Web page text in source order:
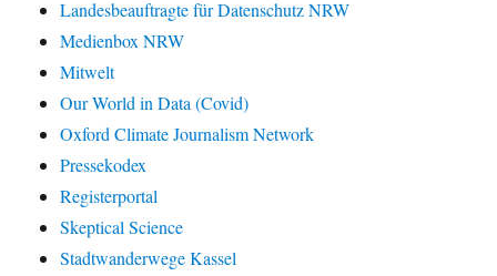
Landesbeauftragte für Datenschutz NRW
Medienbox NRW
Mitwelt
Our World in Data (Covid)
Oxford Climate Journalism Network
Pressekodex
Registerportal
Skeptical Science
Stadtwanderwege Kassel